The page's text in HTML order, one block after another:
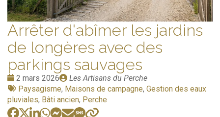
Arrêter d'abîmer les jardins
de longères avec des
parkings sauvages
Date
:
2 mars 2026
Publié
par
Les Artisans du Perche
Tags
:
Paysagisme, Maisons de campagne, Gestion des eaux
pluviales, Bâti ancien, Perche